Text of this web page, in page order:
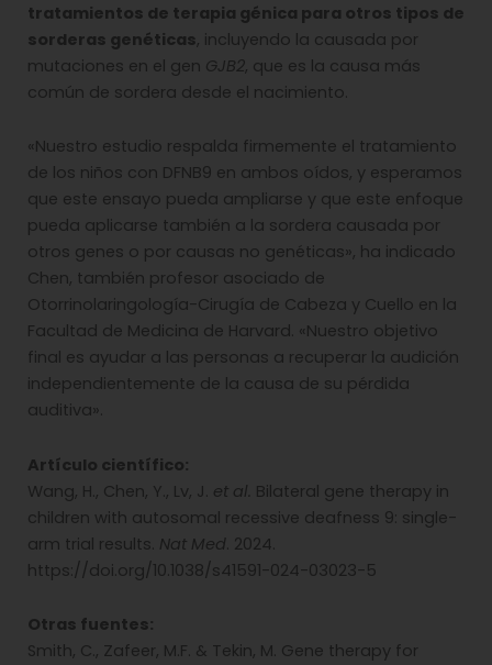
tratamientos de terapia génica para otros tipos de
sorderas genéticas, incluyendo la causada por
mutaciones en el gen GJB2, que es la causa más
común de sordera desde el nacimiento.
«Nuestro estudio respalda firmemente el tratamiento
de los niños con DFNB9 en ambos oídos, y esperamos
que este ensayo pueda ampliarse y que este enfoque
pueda aplicarse también a la sordera causada por
otros genes o por causas no genéticas», ha indicado
Chen, también profesor asociado de
Otorrinolaringología-Cirugía de Cabeza y Cuello en la
Facultad de Medicina de Harvard. «Nuestro objetivo
final es ayudar a las personas a recuperar la audición
independientemente de la causa de su pérdida
auditiva».
Artículo científico:
Wang, H., Chen, Y., Lv, J. et al. Bilateral gene therapy in
children with autosomal recessive deafness 9: single-
arm trial results. Nat Med. 2024.
https://doi.org/10.1038/s41591-024-03023-5
Otras fuentes:
Smith, C., Zafeer, M.F. & Tekin, M. Gene therapy for